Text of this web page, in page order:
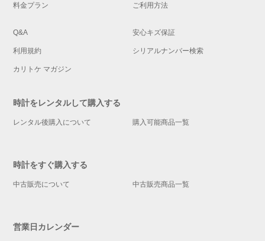
料金プラン ご利用方法
Q&A 安心キズ保証
利用規約 シリアルナンバー検索
カリトケ マガジン
時計をレンタルして購入する
レンタル後購入について 購入可能商品一覧
時計をすぐ購入する
中古販売について 中古販売商品一覧
営業日カレンダー